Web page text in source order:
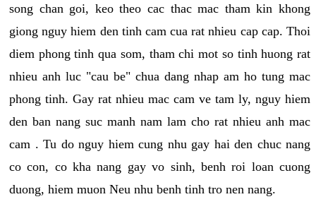
song chan goi, keo theo cac thac mac tham kin khong
giong nguy hiem den tinh cam cua rat nhieu cap cap. Thoi
diem phong tinh qua som, tham chi mot so tinh huong rat
nhieu anh luc "cau be" chua dang nhap am ho tung mac
phong tinh. Gay rat nhieu mac cam ve tam ly, nguy hiem
den ban nang suc manh nam lam cho rat nhieu anh mac
cam . Tu do nguy hiem cung nhu gay hai den chuc nang
co con, co kha nang gay vo sinh, benh roi loan cuong
duong, hiem muon Neu nhu benh tinh tro nen nang.